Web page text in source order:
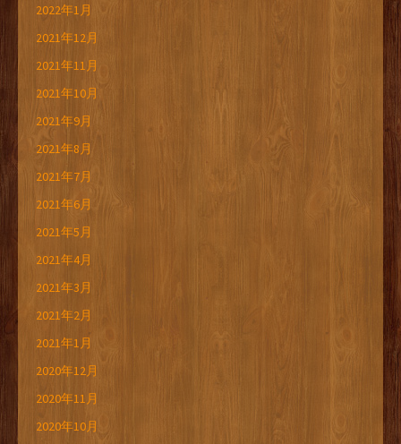
2022年1月
2021年12月
2021年11月
2021年10月
2021年9月
2021年8月
2021年7月
2021年6月
2021年5月
2021年4月
2021年3月
2021年2月
2021年1月
2020年12月
2020年11月
2020年10月